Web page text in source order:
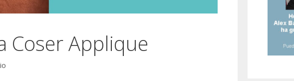
Coser Applique